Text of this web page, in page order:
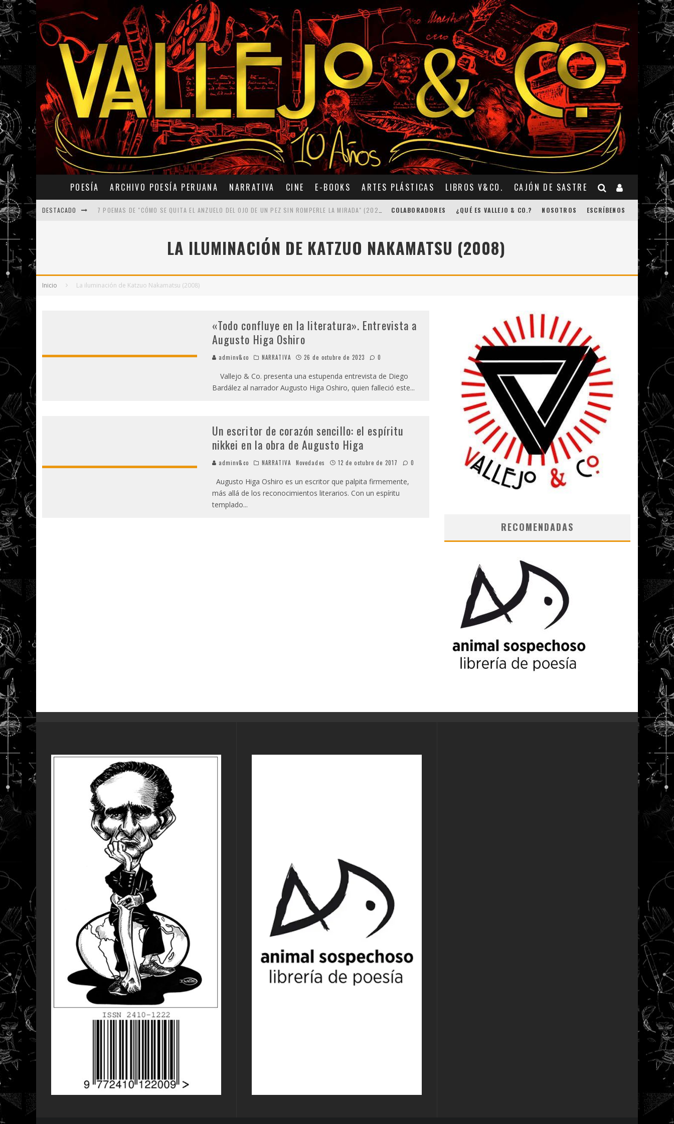
POESÍA ARCHIVO POESÍA PERUANA NARRATIVA CINE E-BOOKS ARTES PLÁSTICAS LIBROS V&CO. CAJÓN DE SASTRE
DESTACADO
SOBRE "PROSAS MINÚSCULAS" (2025), DE ALONSO RABÍ
COLABORADORES ¿QUÉ ES VALLEJO & CO.? NOSOTROS ESCRÍBENOS
LA ILUMINACIÓN DE KATZUO NAKAMATSU (2008)
Inicio La iluminación de Katzuo Nakamatsu (2008)
«Todo confluye en la literatura». Entrevista a
Augusto Higa Oshiro
adminv&co NARRATIVA 26 de octubre de 2023 0
Vallejo & Co. presenta una estupenda entrevista de Diego
Bardález al narrador Augusto Higa Oshiro, quien falleció este...
Un escritor de corazón sencillo: el espíritu
nikkei en la obra de Augusto Higa
adminv&co NARRATIVA Novedades 12 de octubre de 2017 0
Augusto Higa Oshiro es un escritor que palpita firmemente,
más allá de los reconocimientos literarios. Con un espíritu
templado...
RECOMENDADAS